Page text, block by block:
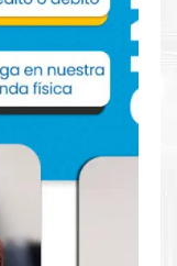
o para
mejor manera de
impresora Xerox
selección de